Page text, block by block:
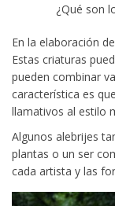
¿Qué son
En la elaboración
Estas criaturas
pueden combinar
característica es
llamativos al estilo
Algunos alebrijes
plantas o un ser
cada artista y las